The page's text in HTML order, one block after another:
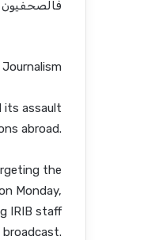
فالصحفيون
its assault
abroad.
the
Monday,
IRIB staff